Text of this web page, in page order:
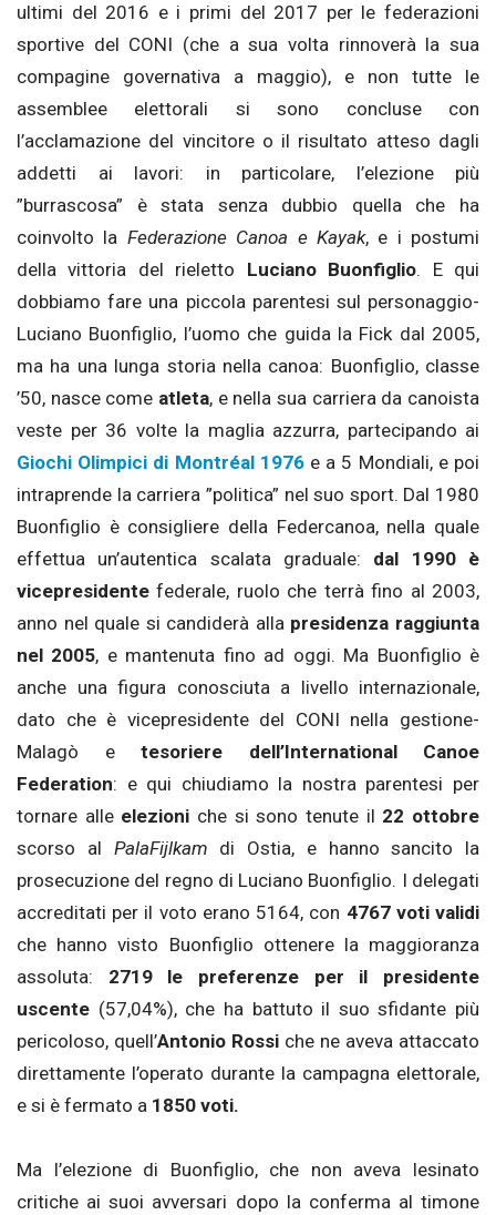
ultimi del 2016 e i primi del 2017 per le federazioni
sportive del CONI (che a sua volta rinnoverà la sua
compagine governativa a maggio), e non tutte le
assemblee elettorali si sono concluse con
l’acclamazione del vincitore o il risultato atteso dagli
addetti ai lavori: in particolare, l’elezione più
”burrascosa” è stata senza dubbio quella che ha
coinvolto la Federazione Canoa e Kayak, e i postumi
della vittoria del rieletto Luciano Buonfiglio. E qui
dobbiamo fare una piccola parentesi sul personaggio-
Luciano Buonfiglio, l’uomo che guida la Fick dal 2005,
ma ha una lunga storia nella canoa: Buonfiglio, classe
’50, nasce come atleta, e nella sua carriera da canoista
veste per 36 volte la maglia azzurra, partecipando ai
Giochi Olimpici di Montréal 1976e a 5 Mondiali, e poi
intraprende la carriera ”politica” nel suo sport. Dal 1980
Buonfiglio è consigliere della Federcanoa, nella quale
effettua un’autentica scalata graduale: dal 1990 è
vicepresidente federale, ruolo che terrà fino al 2003,
anno nel quale si candiderà alla presidenza raggiunta
nel 2005, e mantenuta fino ad oggi. Ma Buonfiglio è
anche una figura conosciuta a livello internazionale,
dato che è vicepresidente del CONI nella gestione-
Malagò e tesoriere dell’International Canoe
Federation: e qui chiudiamo la nostra parentesi per
tornare alle elezioni che si sono tenute il 22 ottobre
scorso al PalaFijlkam di Ostia, e hanno sancito la
prosecuzione del regno di Luciano Buonfiglio. I delegati
accreditati per il voto erano 5164, con 4767 voti validi
che hanno visto Buonfiglio ottenere la maggioranza
assoluta: 2719 le preferenze per il presidente
uscente (57,04%), che ha battuto il suo sfidante più
pericoloso, quell’Antonio Rossi che ne aveva attaccato
direttamente l’operato durante la campagna elettorale,
e si è fermato a 1850 voti.
Ma l’elezione di Buonfiglio, che non aveva lesinato
critiche ai suoi avversari dopo la conferma al timone